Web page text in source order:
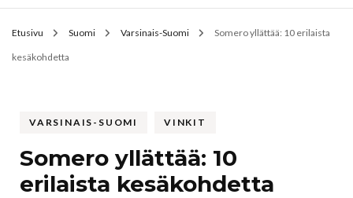
Etusivu Suomi Varsinais-Suomi Somero yllättää: 10 erilaista
kesäkohdetta
VARSINAIS-SUOMI VINKIT
Somero yllättää: 10
erilaista kesäkohdetta